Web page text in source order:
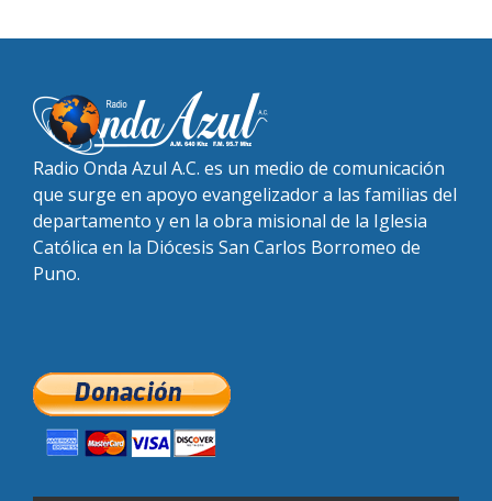
Radio Onda Azul A.C. es un medio de comunicación
que surge en apoyo evangelizador a las familias del
departamento y en la obra misional de la Iglesia
Católica en la Diócesis San Carlos Borromeo de
Puno.